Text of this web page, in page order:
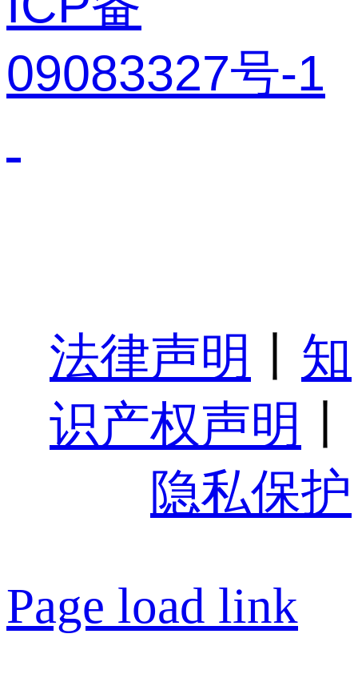
09083327号-1
法律声明
知
识产权声明
隐私保护
Page load link